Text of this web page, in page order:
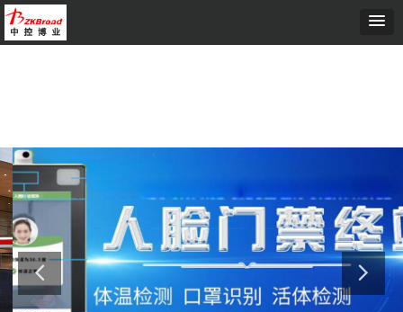
首页 工地实名制考勤系统解决方案